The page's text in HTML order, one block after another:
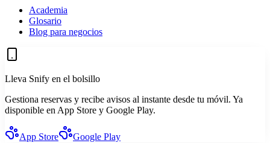
Academia
Glosario
Blog para negocios
Lleva Snify en el bolsillo
Gestiona reservas y recibe avisos al instante desde tu móvil. Ya
disponible en App Store y Google Play.
App Store
Google Play